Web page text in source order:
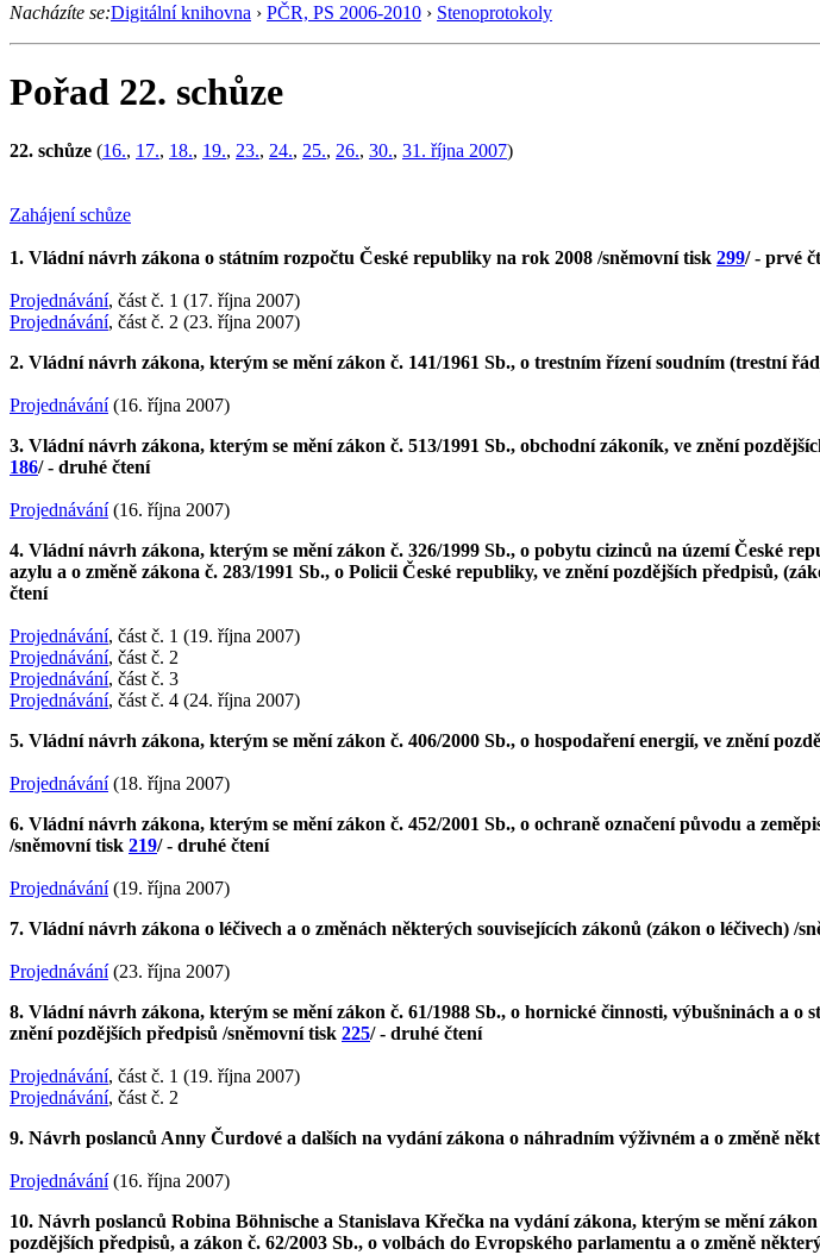
Nacházíte se:Digitální knihovna › PČR, PS 2006-2010 › Stenoprotokoly
Pořad 22. schůze
22. schůze (16., 17., 18., 19., 23., 24., 25., 26., 30., 31. října 2007)
Zahájení schůze
1. Vládní návrh zákona o státním rozpočtu České republiky na rok 2008 /sněmovní tisk 299/ - prvé
Projednávání, část č. 1 (17. října 2007)
Projednávání, část č. 2 (23. října 2007)
2. Vládní návrh zákona, kterým se mění zákon č. 141/1961 Sb., o trestním řízení soudním (trestní
Projednávání(16. října 2007)
3. Vládní návrh zákona, kterým se mění zákon č. 513/1991 Sb., obchodní zákoník, ve znění
186/ - druhé čtení
Projednávání(16. října 2007)
4. Vládní návrh zákona, kterým se mění zákon č. 326/1999 Sb., o pobytu cizinců na území České
azylu a o změně zákona č. 283/1991 Sb., o Policii České republiky, ve znění pozdějších předpisů,
čtení
Projednávání, část č. 1 (19. října 2007)
Projednávání, část č. 2
Projednávání, část č. 3
Projednávání, část č. 4 (24. října 2007)
5. Vládní návrh zákona, kterým se mění zákon č. 406/2000 Sb., o hospodaření energií, ve znění
Projednávání(18. října 2007)
6. Vládní návrh zákona, kterým se mění zákon č. 452/2001 Sb., o ochraně označení původu a
/sněmovní tisk 219/ - druhé čtení
Projednávání(19. října 2007)
7. Vládní návrh zákona o léčivech a o změnách některých souvisejících zákonů (zákon o léčivech) /
Projednávání(23. října 2007)
8. Vládní návrh zákona, kterým se mění zákon č. 61/1988 Sb., o hornické činnosti, výbušninách a o
znění pozdějších předpisů /sněmovní tisk 225/ - druhé čtení
Projednávání, část č. 1 (19. října 2007)
Projednávání, část č. 2
9. Návrh poslanců Anny Čurdové a dalších na vydání zákona o náhradním výživném a o změně
Projednávání(16. října 2007)
10. Návrh poslanců Robina Böhnische a Stanislava Křečka na vydání zákona, kterým se mění
pozdějších předpisů, a zákon č. 62/2003 Sb., o volbách do Evropského parlamentu a o změně